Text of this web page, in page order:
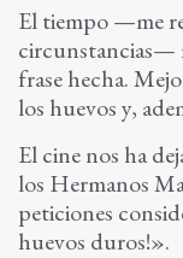
El tiempo —me
circunstancias—
frase hecha.
los huevos y,
El cine nos ha
los Hermanos
peticiones
huevos duros!».